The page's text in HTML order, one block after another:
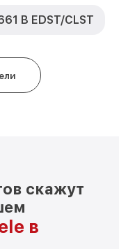
B EDST/CLST
скажут
в